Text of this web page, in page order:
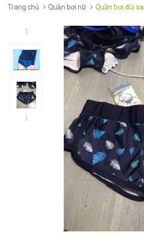
Trang chủ Quần bơi nữ Quần bơi đùi